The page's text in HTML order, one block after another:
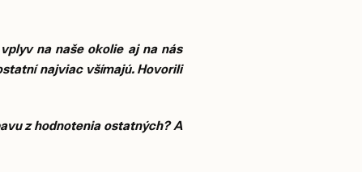
na naše okolie aj na nás
najviac všímajú. Hovorili
z hodnotenia ostatných? A